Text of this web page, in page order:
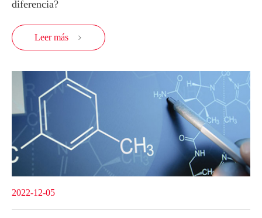
diferencia?
Leer más 
2022-12-05